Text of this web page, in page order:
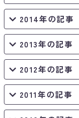
2014年の記事
2013年の記事
2012年の記事
2011年の記事